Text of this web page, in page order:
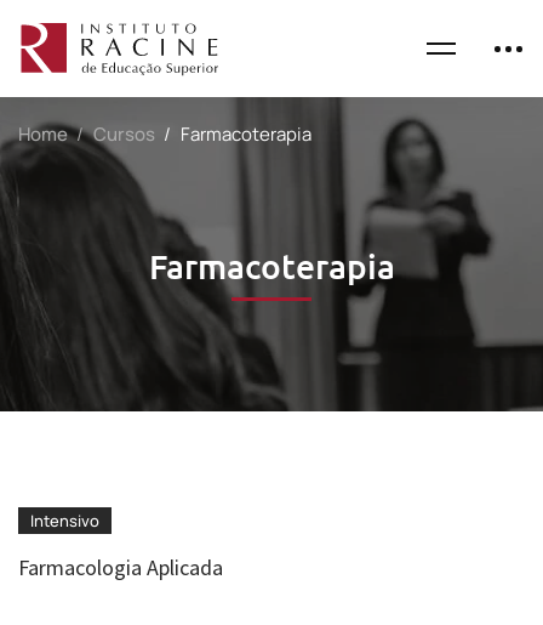
Home Cursos Farmacoterapia
Farmacoterapia
Intensivo
Farmacologia Aplicada